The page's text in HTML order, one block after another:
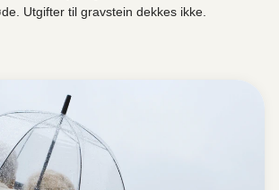
Utgifter til gravstein dekkes ikke.